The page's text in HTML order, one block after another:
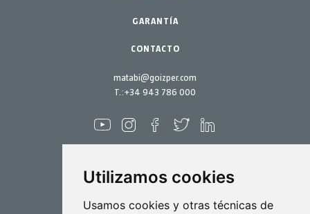
Utilizamos cookies
Usamos cookies y otras técnicas de
matabi@goizper.com
T.:+34 943 786 000
Pulverización
Kits mantenimiento
GARANTÍA
CONTACTO